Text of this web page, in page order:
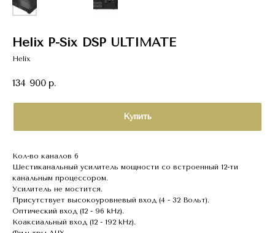
Helix P-Six DSP ULTIMATE
Helix
134 900 р.
Купить
Кол-во каналов 6
Шестиканальный усилитель мощности со встроенный 12-ти
канальным процессором.
Усилитель не мостится.
Присутствует высокоуровневый вход (4 - 32 Вольт).
Оптический вход (12 - 96 kHz).
Коаксиальный вход (12 - 192 kHz).